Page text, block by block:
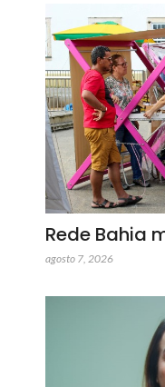
Rede Bahia
agosto 7, 2026